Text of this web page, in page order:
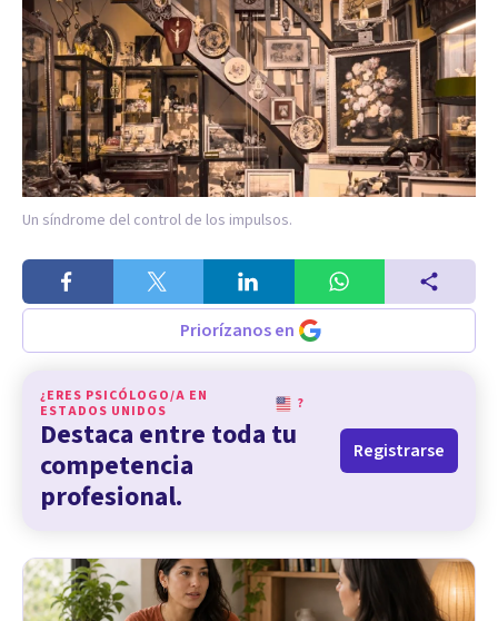
Un síndrome del control de los impulsos.
Priorízanos en
¿ERES PSICÓLOGO/A EN
ESTADOS UNIDOS
?
Destaca entre toda tu
competencia
profesional.
Registrarse